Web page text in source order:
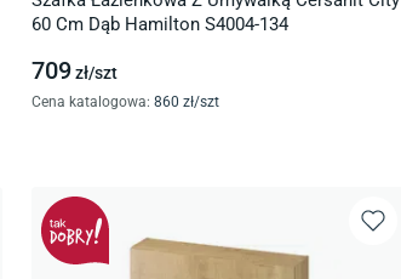
60 Cm Dąb Hamilton S4004-134
709zł/szt
Cena katalogowa: 860 zł/szt